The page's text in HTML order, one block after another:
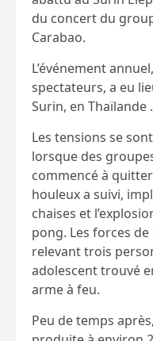
du concert du
Carabao.
L’événement
spectateurs, a eu
Surin, en Thaïlande .
Les tensions se
lorsque des
commencé à
houleux a suivi,
chaises et
pong. Les forces
relevant trois
adolescent trouvé
arme à feu.
Peu de temps